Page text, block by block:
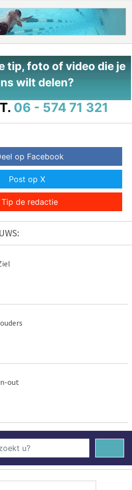
tip, foto of video die je
wilt delen?
T. 06 - 574 71 321
op Facebook
Post op X
Tip de redactie
out